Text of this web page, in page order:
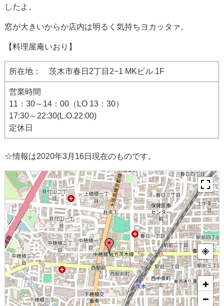
したよ。
窓が大きいからか店内は明るく気持ちヨカッタァ。
【料理屋庵いおり】
所在地： 茨木市春日2丁目2−1 MKビル 1F
営業時間
11：30～14：00（LO 13：30）
17:30～22:30(L.O.22:00)
定休日
☆情報は2020年3月16日現在のものです。
+
−